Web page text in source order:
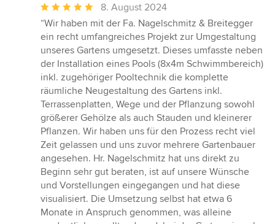
Durchschnittliche
Bewertung:
5
von
5
Sternen
8. August 2024
“Wir haben mit der Fa. Nagelschmitz & Breitegger
ein recht umfangreiches Projekt zur Umgestaltung
unseres Gartens umgesetzt. Dieses umfasste neben
der Installation eines Pools (8x4m Schwimmbereich)
inkl. zugehöriger Pooltechnik die komplette
räumliche Neugestaltung des Gartens inkl.
Terrassenplatten, Wege und der Pflanzung sowohl
größerer Gehölze als auch Stauden und kleinerer
Pflanzen. Wir haben uns für den Prozess recht viel
Zeit gelassen und uns zuvor mehrere Gartenbauer
angesehen. Hr. Nagelschmitz hat uns direkt zu
Beginn sehr gut beraten, ist auf unsere Wünsche
und Vorstellungen eingegangen und hat diese
visualisiert. Die Umsetzung selbst hat etwa 6
Monate in Anspruch genommen, was alleine